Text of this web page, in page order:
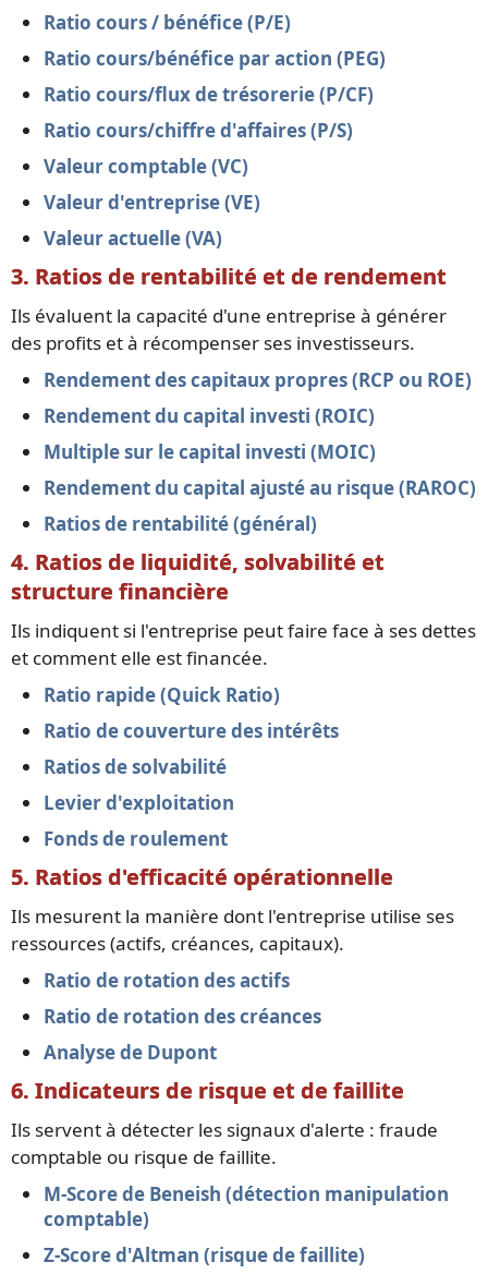
Ratio cours / bénéfice (P/E)
Ratio cours/bénéfice par action (PEG)
Ratio cours/flux de trésorerie (P/CF)
Ratio cours/chiffre d'affaires (P/S)
Valeur comptable (VC)
Valeur d'entreprise (VE)
Valeur actuelle (VA)
3. Ratios de rentabilité et de rendement
Ils évaluent la capacité d'une entreprise à générer
des profits et à récompenser ses investisseurs.
Rendement des capitaux propres (RCP ou ROE)
Rendement du capital investi (ROIC)
Multiple sur le capital investi (MOIC)
Rendement du capital ajusté au risque (RAROC)
Ratios de rentabilité (général)
4. Ratios de liquidité, solvabilité et
structure financière
Ils indiquent si l'entreprise peut faire face à ses dettes
et comment elle est financée.
Ratio rapide (Quick Ratio)
Ratio de couverture des intérêts
Ratios de solvabilité
Levier d'exploitation
Fonds de roulement
5. Ratios d'efficacité opérationnelle
Ils mesurent la manière dont l'entreprise utilise ses
ressources (actifs, créances, capitaux).
Ratio de rotation des actifs
Ratio de rotation des créances
Analyse de Dupont
6. Indicateurs de risque et de faillite
Ils servent à détecter les signaux d'alerte : fraude
comptable ou risque de faillite.
M-Score de Beneish (détection manipulation
comptable)
Z-Score d'Altman (risque de faillite)